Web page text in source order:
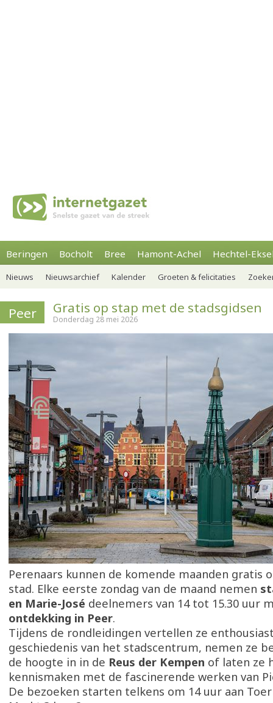
Beringen Bocholt Bree Hamont-Achel Hechtel-
Nieuws Nieuwsarchief Kalender Groeten & felicitaties
Peer Gratis op stap met de stadsgidsen
Donderdag 28 mei 2026
Perenaars kunnen de komende maanden gratis
stad. Elke eerste zondag van de maand nemen
en Marie-José deelnemers van 14 tot 15.30 uur
ontdekking in Peer.
Tijdens de rondleidingen vertellen ze
geschiedenis van het stadscentrum, nemen ze
de hoogte in in de Reus der Kempen of laten ze
kennismaken met de fascinerende werken van
De bezoeken starten telkens om 14 uur aan